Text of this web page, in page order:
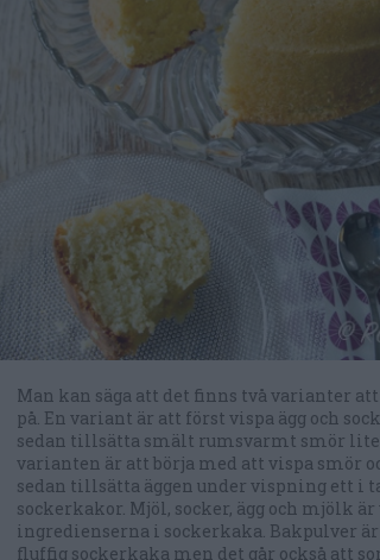
Man kan säga att det finns två varianter
på. En variant är att först vispa ägg och
sedan tillsätta smält rumsvarmt smör lite
varianten är att börja med att vispa smör
sedan tillsätta äggen under vispning ett i
sockerkakor. Mjöl, socker, ägg och mjölk
ingredienserna i sockerkaka. Bakpulver
fluffig sockerkaka men det går också att